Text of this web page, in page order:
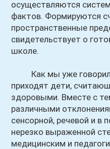
осуществляются
фактов. Формируются
пространственные
свидетельствует о
школе.
Как мы уже
приходят дети,
здоровыми. Вместе с
различными
сенсорной, речевой и в
нерезко выраженной
медицинским и